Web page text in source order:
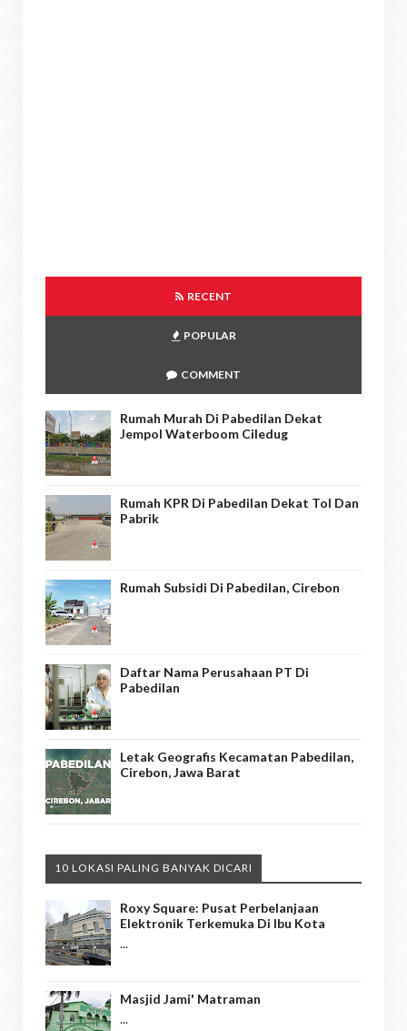
RECENT
POPULAR
COMMENT
Rumah Murah Di Pabedilan Dekat
Jempol Waterboom Ciledug
Rumah KPR Di Pabedilan Dekat Tol Dan
Pabrik
Rumah Subsidi Di Pabedilan, Cirebon
Daftar Nama Perusahaan PT Di
Pabedilan
Letak Geografis Kecamatan Pabedilan,
Cirebon, Jawa Barat
10 LOKASI PALING BANYAK DICARI
Roxy Square: Pusat Perbelanjaan
Elektronik Terkemuka Di Ibu Kota
...
Masjid Jami' Matraman
...